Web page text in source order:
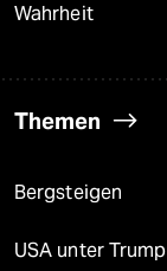
Wahrheit
Themen
Bergsteigen
USA unter Trump